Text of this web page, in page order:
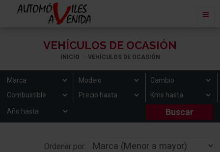
VEHÍCULOS DE OCASIÓN
INICIO VEHÍCULOS DE OCASIÓN
Ordenar por: